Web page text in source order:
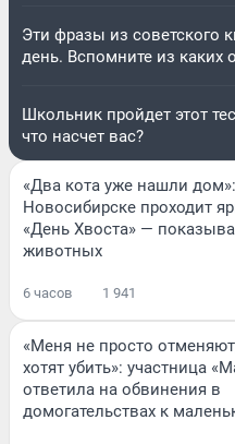
Эти фразы из советского
день. Вспомните из каких
Школьник пройдет этот
что насчет вас?
«Два кота уже нашли
Новосибирске проходит
«День Хвоста» —
животных
6 часов 1 941
«Меня не просто
хотят убить»: участница
ответила на обвинения в
домогательствах к